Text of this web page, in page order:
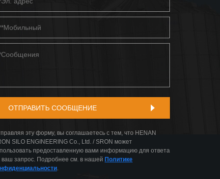
эту форму, вы соглашаетесь с тем, что HENAN
SILO ENGINEERING Co., Ltd. / SRON может
предоставленную вами информацию для ответа
ваш запрос. Подробнее см. в нашей Политике
.